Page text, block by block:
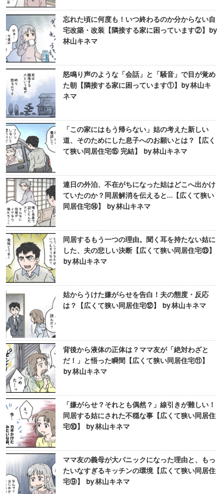
忘れた頃に何度も！いつ終わるのか分からない自
宅改築・改装【隣接する家に困っています②】by
林山キネマ
怒鳴り声のような「会話」と「騒音」で目が覚め
た朝【隣接する家に困っています①】by 林山キ
ネマ
「この家にはもう帰らない」姑の考えた新しい
道、そのためにした息子へのお願いとは？【広く
て狭い同居住宅⑮ 完結】 by 林山キネマ
連日の外泊、不在がちになった姑はどこへ出かけ
ていたのか？同居解消を伝えると…【広くて狭い
同居住宅⑭】 by 林山キネマ
同居するもう一つの理由。聞く耳を持たない姑に
した、夫の悲しい決断【広くて狭い同居住宅⑬】
by 林山キネマ
姑からうけた嫌がらせを告白！夫の態度・反応
は？【広くて狭い同居住宅⑫】 by 林山キネマ
背後から液体の正体は？ママ友が「絶対わざと
だ！」と悟った瞬間【広くて狭い同居住宅⑪】
by 林山キネマ
「嫌がらせ？それとも偶然？」線引きが難しい！
同居する姑にされた不穏な事【広くて狭い同居住
宅⑩】 by 林山キネマ
ママ友の義母が大パニックになった理由と、もっ
たいなすぎるキッチンの環境【広くて狭い同居住
宅⑨】 by 林山キネマ